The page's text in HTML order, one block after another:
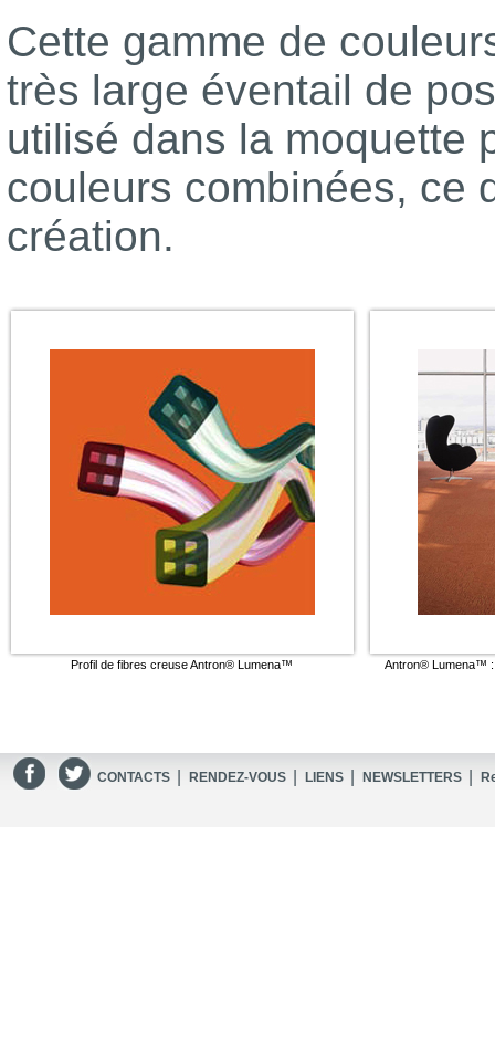
Cette gamme de
très large éventail de
utilisé dans la moquette
couleurs combinées, ce
création.
Profil de fibres creuse Antron® Lumena™ Antron® Lumena™ :
CONTACTS RENDEZ-VOUS LIENS NEWSLETTERS